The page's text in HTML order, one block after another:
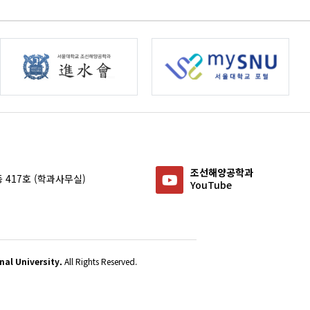
417호 (학과사무실)
조선해양공학과
YouTube
University. All Rights Reserved.